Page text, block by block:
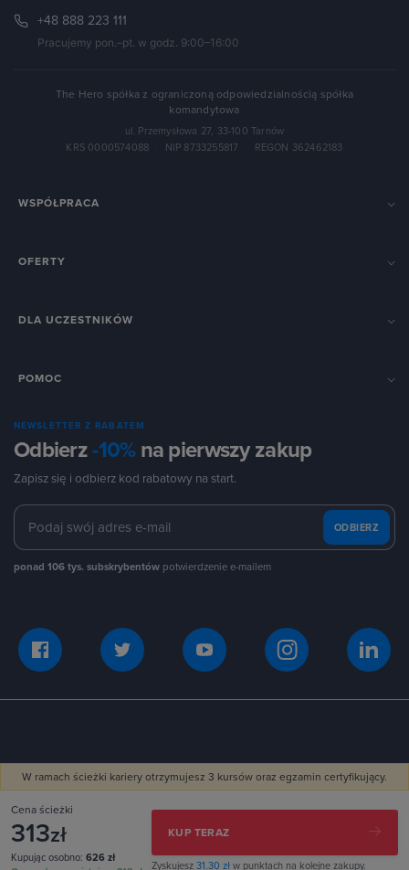
W ramach ścieżki kariery otrzymujesz 3 kursów oraz egzamin certyfikujący.
Cena ścieżki
313zł
Kupując osobno: 626 zł
KUP TERAZ
Zyskujesz 31.30 zł w punktach na kolejne zakupy.
+48 888 223 111
Pracujemy pon.–pt. w godz. 9:00–16:00
The Hero spółka z ograniczoną odpowiedzialnością spółka
komandytowa
ul. Przemysłowa 27, 33-100 Tarnów
KRS 0000574088
NIP 8733255817 REGON 362462183
WSPÓŁPRACA
OFERTY
DLA UCZESTNIKÓW
POMOC
NEWSLETTER Z RABATEM
Odbierz-10%na pierwszy zakup
Zapisz się i odbierz kod rabatowy na start.
ODBIERZ
ponad 106 tys. subskrybentów potwierdzenie e-mailem
Polityka prywatności
Regulamin zwrotów
Regulamin zakupów
Odwiedź naszego bloga Ustawienia ciasteczek